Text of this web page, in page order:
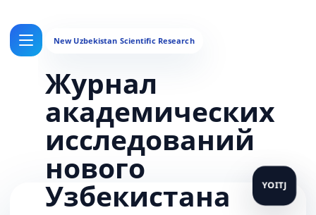
Журнал
академических
исследований
нового
Узбекистана